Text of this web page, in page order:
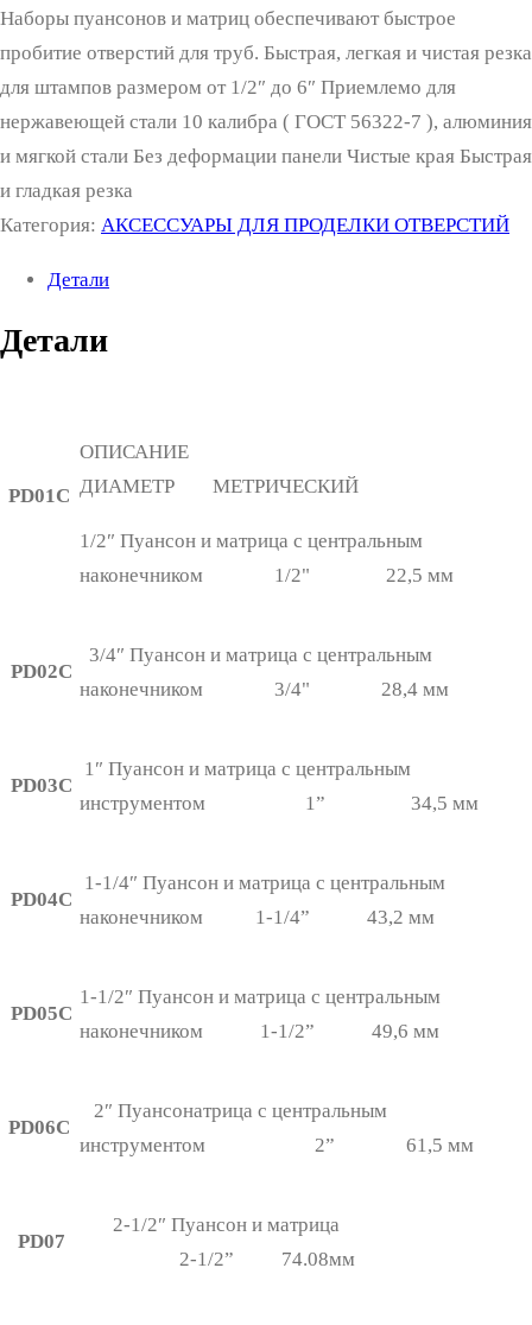
Наборы пуансонов и матриц обеспечивают быстрое
пробитие отверстий для труб. Быстрая, легкая и чистая резка
для штампов размером от 1/2″ до 6″ Приемлемо для
нержавеющей стали 10 калибра ( ГОСТ 56322-7 ), алюминия
и мягкой стали Без деформации панели Чистые края Быстрая
и гладкая резка
Категория: АКСЕССУАРЫ ДЛЯ ПРОДЕЛКИ ОТВЕРСТИЙ
Детали
Детали
PD01C
ОПИСАНИЕ
ДИАМЕТР МЕТРИЧЕСКИЙ
1/2″ Пуансон и матрица с центральным
наконечником 1/2" 22,5 мм
PD02C
3/4″ Пуансон и матрица с центральным
наконечником 3/4" 28,4 мм
PD03C
1″ Пуансон и матрица с центральным
инструментом 1” 34,5 мм
PD04C
1-1/4″ Пуансон и матрица с центральным
наконечником 1-1/4” 43,2 мм
PD05C
1-1/2″ Пуансон и матрица с центральным
наконечником 1-1/2” 49,6 мм
PD06C
2″ Пуансонатрица с центральным
инструментом 2” 61,5 мм
PD07
2-1/2″ Пуансон и матрица
2-1/2” 74.08мм